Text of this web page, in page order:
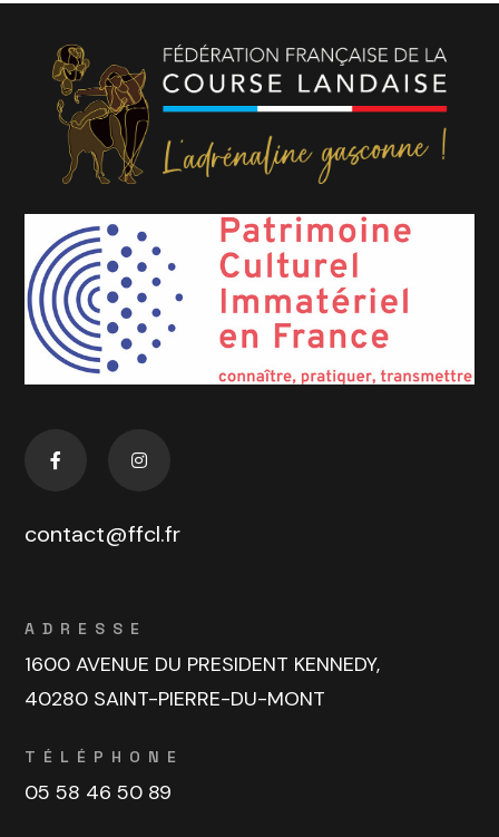
contact@ffcl.fr
ADRESSE
1600 AVENUE DU PRESIDENT KENNEDY,
40280 SAINT-PIERRE-DU-MONT
TÉLÉPHONE
05 58 46 50 89